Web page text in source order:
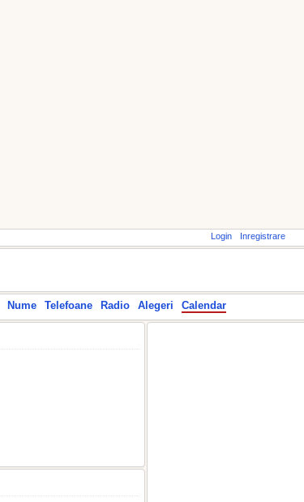
Login Inregistrare
Nume Telefoane Radio Alegeri Calendar